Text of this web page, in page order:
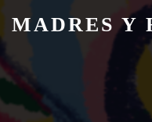
Skip
MADRES Y